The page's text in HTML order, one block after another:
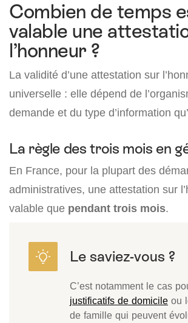
Combien de temps
valable une
l’honneur ?
La validité d’une attestation sur
universelle : elle dépend de
demande et du type d’information
La règle des trois mois en
En France, pour la plupart des
administratives, une attestation sur
valable que pendant trois mois.
C’est notamment le cas
justificatifs de domicile ou
de famille qui peuvent